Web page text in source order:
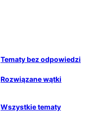
Tematy bez odpowiedzi
Rozwiązane wątki
Wszystkie tematy